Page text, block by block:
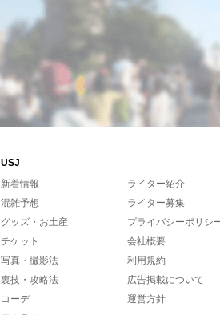
USJ
新着情報
混雑予想
グッズ・お土産
チケット
写真・撮影法
裏技・攻略法
コーデ
ライター紹介
ライター募集
プライバシーポリシ
会社概要
利用規約
広告掲載について
運営方針